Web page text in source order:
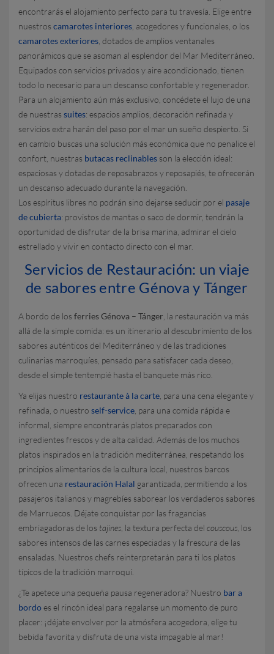
encontrarás el alojamiento perfecto para tu travesía. Elige entre
nuestros camarotes interiores , acogedores y funcionales, o los
camarotes exteriores , dotados de amplios ventanales
panorámicos que se asoman al esplendor del Mar Mediterráneo.
Equipados con servicios privados y aire acondicionado, tienen
todo lo necesario para un descanso confortable y regenerador.
Para un alojamiento aún más exclusivo, concédete el lujo de una
de nuestras suites: espacios amplios, decoración refinada y
servicios extra harán del paso por el mar un sueño despierto. Si
en cambio buscas una solución más económica que no penalice el
confort, nuestras butacas reclinables son la elección ideal:
espaciosas y dotadas de reposabrazos y reposapiés, te ofrecerán
un descanso adecuado durante la navegación.
Los espíritus libres no podrán sino dejarse seducir por el pasaje
de cubierta: provistos de mantas o saco de dormir, tendrán la
oportunidad de disfrutar de la brisa marina, admirar el cielo
estrellado y vivir en contacto directo con el mar.
Servicios de Restauración: un viaje
de sabores entre Génova y Tánger
A bordo de los ferries Génova – Tánger , la restauración va más
allá de la simple comida: es un itinerario al descubrimiento de los
sabores auténticos del Mediterráneo y de las tradiciones
culinarias marroquíes, pensado para satisfacer cada deseo,
desde el simple tentempié hasta el banquete más rico.
Ya elijas nuestro restaurante à la carte , para una cena elegante y
refinada, o nuestro self-service , para una comida rápida e
informal, siempre encontrarás platos preparados con
ingredientes frescos y de alta calidad. Además de los muchos
platos inspirados en la tradición mediterránea, respetando los
principios alimentarios de la cultura local, nuestros barcos
ofrecen una restauración Halal garantizada, permitiendo a los
pasajeros italianos y magrebíes saborear los verdaderos sabores
de Marruecos. Déjate conquistar por las fragancias
embriagadoras de los tajines , la textura perfecta del couscous , los
sabores intensos de las carnes especiadas y la frescura de las
ensaladas. Nuestros chefs reinterpretarán para ti los platos
típicos de la tradición marroquí.
¿Te apetece una pequeña pausa regeneradora? Nuestro bar a
bordoes el rincón ideal para regalarse un momento de puro
placer: ¡déjate envolver por la atmósfera acogedora, elige tu
bebida favorita y disfruta de una vista impagable al mar!